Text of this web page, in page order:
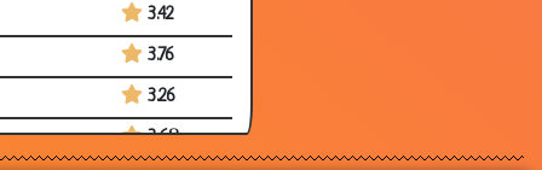
3.42
3.76
3.26
3.68